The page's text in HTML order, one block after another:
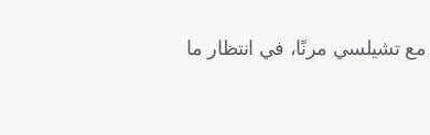
مع تشيلسي مرنًا، في انتظار ما